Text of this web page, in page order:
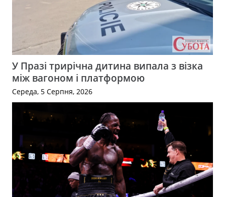
У Празі трирічна дитина випала з візка
між вагоном і платформою
Середа, 5 Серпня, 2026